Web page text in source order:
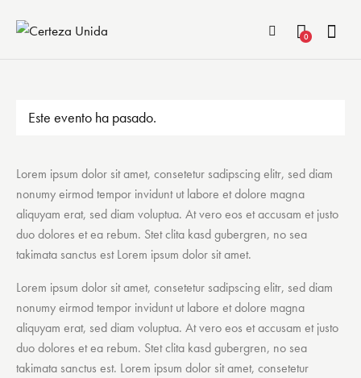
0
Este evento ha pasado.
Lorem ipsum dolor sit amet, consetetur sadipscing elitr, sed diam
nonumy eirmod tempor invidunt ut labore et dolore magna
aliquyam erat, sed diam voluptua. At vero eos et accusam et justo
duo dolores et ea rebum. Stet clita kasd gubergren, no sea
takimata sanctus est Lorem ipsum dolor sit amet.
Lorem ipsum dolor sit amet, consetetur sadipscing elitr, sed diam
nonumy eirmod tempor invidunt ut labore et dolore magna
aliquyam erat, sed diam voluptua. At vero eos et accusam et justo
duo dolores et ea rebum. Stet clita kasd gubergren, no sea
takimata sanctus est. Lorem ipsum dolor sit amet, consetetur